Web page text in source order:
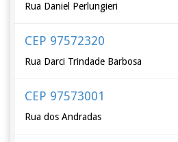
Rua Daniel Perlungieri
CEP 97572320
Rua Darci Trindade Barbosa
CEP 97573001
Rua dos Andradas